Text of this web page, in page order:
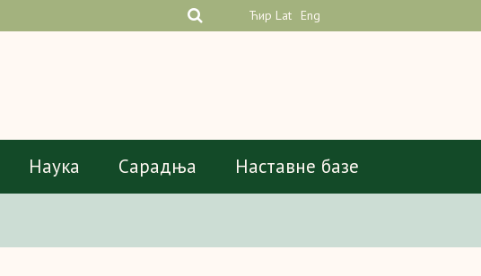
Ћир Lat Eng
Наука Сарадња Наставне базе